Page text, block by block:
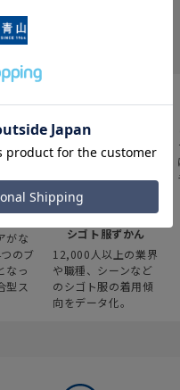
ア
がな
のブ
なっ
型ス
みんなの
シゴト服ずかん
12,000人以上の業界
や職種、シーンなど
のシゴト服の着用傾
向をデータ化。